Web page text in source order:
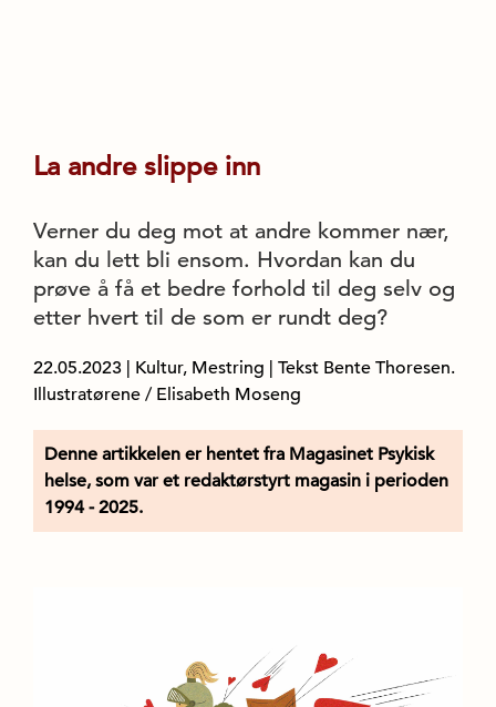
La andre slippe inn
Verner du deg mot at andre kommer nær,
kan du lett bli ensom. Hvordan kan du
prøve å få et bedre forhold til deg selv og
etter hvert til de som er rundt deg?
22.05.2023 Kultur, Mestring
| Tekst Bente Thoresen.
Illustratørene / Elisabeth Moseng
Denne artikkelen er hentet fra Magasinet Psykisk
helse, som var et redaktørstyrt magasin i perioden
1994 - 2025.